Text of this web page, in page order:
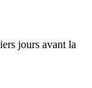
jours avant la